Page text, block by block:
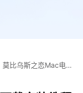
莫比乌斯之恋Mac电脑